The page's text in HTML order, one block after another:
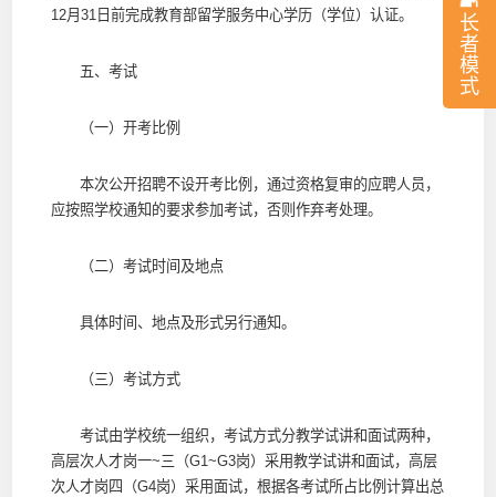
长
者
模
式
12月31日前完成教育部留学服务中心学历（学位）认证。
五、考试
（一）开考比例
本次公开招聘不设开考比例，通过资格复审的应聘人员，
应按照学校通知的要求参加考试，否则作弃考处理。
（二）考试时间及地点
具体时间、地点及形式另行通知。
（三）考试方式
考试由学校统一组织，考试方式分教学试讲和面试两种，
高层次人才岗一~三（G1~G3岗）采用教学试讲和面试，高层
次人才岗四（G4岗）采用面试，根据各考试所占比例计算出总